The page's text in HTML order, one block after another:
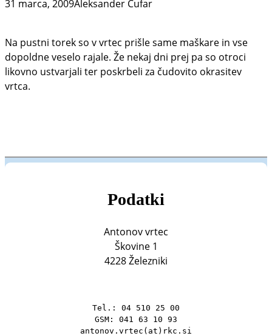
31 marca, 2009Aleksander Čufar
Na pustni torek so v vrtec prišle same maškare in vse
dopoldne veselo rajale. Že nekaj dni prej pa so otroci
likovno ustvarjali ter poskrbeli za čudovito okrasitev
vrtca.
Podatki
Antonov vrtec
Škovine 1
4228 Železniki
Tel.: 04 510 25 00
GSM: 041 63 10 93
antonov.vrtec(at)rkc.si